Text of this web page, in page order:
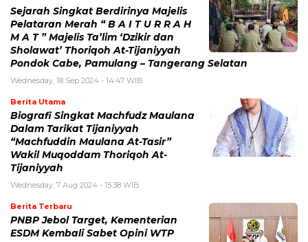
Sejarah Singkat Berdirinya Majelis
Pelataran Merah “ B A I T U R R A H
M A T ” Majelis Ta’lim ‘Dzikir dan
Sholawat’ Thoriqoh At-Tijaniyyah
Pondok Cabe, Pamulang – Tangerang Selatan
Wednesday, 18 Sep 2024 - 14:47 WIB
Berita Utama
Biografi Singkat Machfudz Maulana
Dalam Tarikat Tijaniyyah
“Machfuddin Maulana At-Tasir”
Wakil Muqoddam Thoriqoh At-
Tijaniyyah
Wednesday, 7 Aug 2024 - 15:38 WIB
Berita Terbaru
PNBP Jebol Target, Kementerian
ESDM Kembali Sabet Opini WTP